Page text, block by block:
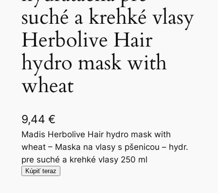
suché a krehké vlasy
Herbolive Hair
hydro mask with
wheat
9,44 €
Madis Herbolive Hair hydro mask with
wheat – Maska na vlasy s pšenicou – hydr.
pre suché a krehké vlasy 250 ml
Kúpiť teraz